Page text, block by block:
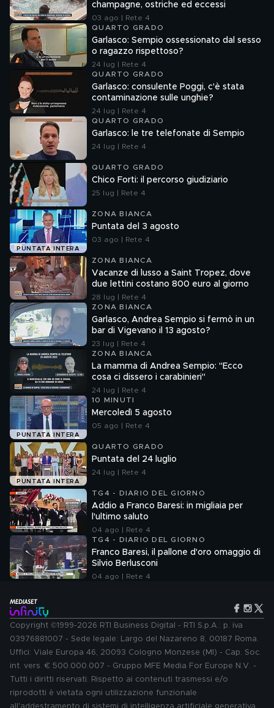
champagne, ostriche ed eccessi
03 ago | Rete 4
QUARTO GRADO
Garlasco: Sempio ossessionato dal sesso
o ragazzo rispettoso?
24 lug | Rete 4
QUARTO GRADO
Garlasco: consulente Poggi, c'è stata
contaminazione sulle unghie?
24 lug | Rete 4
QUARTO GRADO
Garlasco: le tre telefonate di Sempio
24 lug | Rete 4
QUARTO GRADO
Chico Forti: il percorso giudiziario
25 lug | Rete 4
PUNTATA INTERA
ZONA BIANCA
Puntata del 3 agosto
03 ago | Rete 4
ZONA BIANCA
Vacanze di lusso a Saint Tropez, dove
due lettini costano 800 euro al giorno
28 lug | Rete 4
ZONA BIANCA
Garlasco, Andrea Sempio si fermò in un
bar di Vigevano il 13 agosto?
23 lug | Rete 4
ZONA BIANCA
La mamma di Andrea Sempio: "Ecco
cosa ci dissero i carabinieri"
24 lug | Rete 4
PUNTATA INTERA
10 MINUTI
Mercoledì 5 agosto
05 ago | Rete 4
PUNTATA INTERA
QUARTO GRADO
Puntata del 24 luglio
24 lug | Rete 4
TG4 - DIARIO DEL GIORNO
Addio a Franco Baresi: in migliaia per
l'ultimo saluto
04 ago | Rete 4
TG4 - DIARIO DEL GIORNO
Franco Baresi, il pallone d'oro omaggio di
Silvio Berlusconi
04 ago | Rete 4
Copyright ©1999-2026 RTI Business Digital - RTI S.p.A.: p. iva
03976881007 - Sede legale: Largo del Nazareno 8, 00187 Roma.
Uffici: Viale Europa 46, 20093 Cologno Monzese (MI) - Cap. Soc.
int. vers. € 500.000.007 - Gruppo MFE Media For Europe N.V. -
Tutti i diritti riservati. Rispetto ai contenuti trasmessi e/o
riprodotti è vietata ogni utilizzazione funzionale